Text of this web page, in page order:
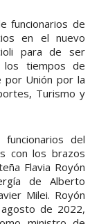
funcionarios de
en el nuevo
para de ser
los tiempos de
por Unión por la
Turismo y
del
con los brazos
Flavia Royón
de Alberto
Milei. Royón
de 2022,